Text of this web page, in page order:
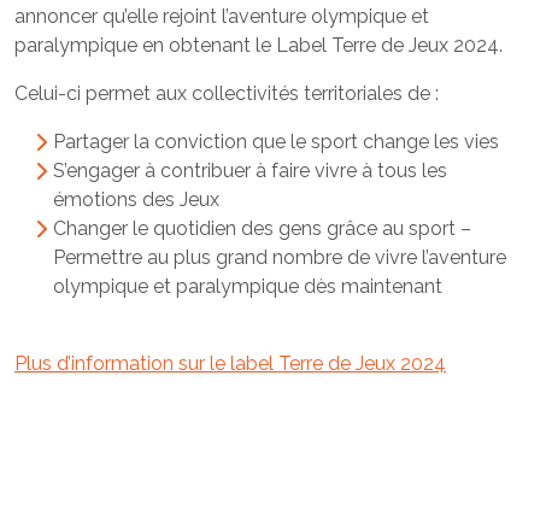
annoncer qu’elle rejoint l’aventure olympique et
paralympique en obtenant le Label Terre de Jeux 2024.
Celui-ci permet aux collectivités territoriales de :
Partager la conviction que le sport change les vies
S’engager à contribuer à faire vivre à tous les
émotions des Jeux
Changer le quotidien des gens grâce au sport –
Permettre au plus grand nombre de vivre l’aventure
olympique et paralympique dès maintenant
Plus d’information sur le label Terre de Jeux 2024